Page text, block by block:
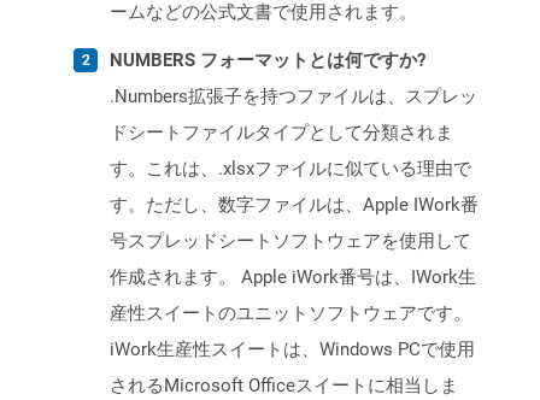
ームなどの公式文書で使用されます。
NUMBERS フォーマットとは何ですか?
.Numbers拡張子を持つファイルは、スプレッ
ドシートファイルタイプとして分類されま
す。これは、.xlsxファイルに似ている理由で
す。ただし、数字ファイルは、Apple IWork番
号スプレッドシートソフトウェアを使用して
作成されます。 Apple iWork番号は、IWork生
産性スイートのユニットソフトウェアです。
iWork生産性スイートは、Windows PCで使用
されるMicrosoft Officeスイートに相当しま